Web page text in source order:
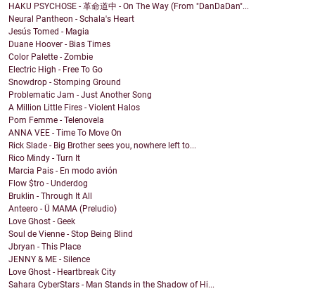
HAKU PSYCHOSE - 革命道中 - On The Way (From "DanDaDan"...
Neural Pantheon - Schala's Heart
Jesús Tomed - Magia
Duane Hoover - Bias Times
Color Palette - Zombie
Electric High - Free To Go
Snowdrop - Stomping Ground
Problematic Jam - Just Another Song
A Million Little Fires - Violent Halos
Pom Femme - Telenovela
ANNA VEE - Time To Move On
Rick Slade - Big Brother sees you, nowhere left to...
Rico Mindy - Turn It
Marcia Pais - En modo avión
Flow $tro - Underdog
Bruklin - Through It All
Anteero - Ü MAMA (Preludio)
Love Ghost - Geek
Soul de Vienne - Stop Being Blind
Jbryan - This Place
JENNY & ME - Silence
Love Ghost - Heartbreak City
Sahara CyberStars - Man Stands in the Shadow of Hi...